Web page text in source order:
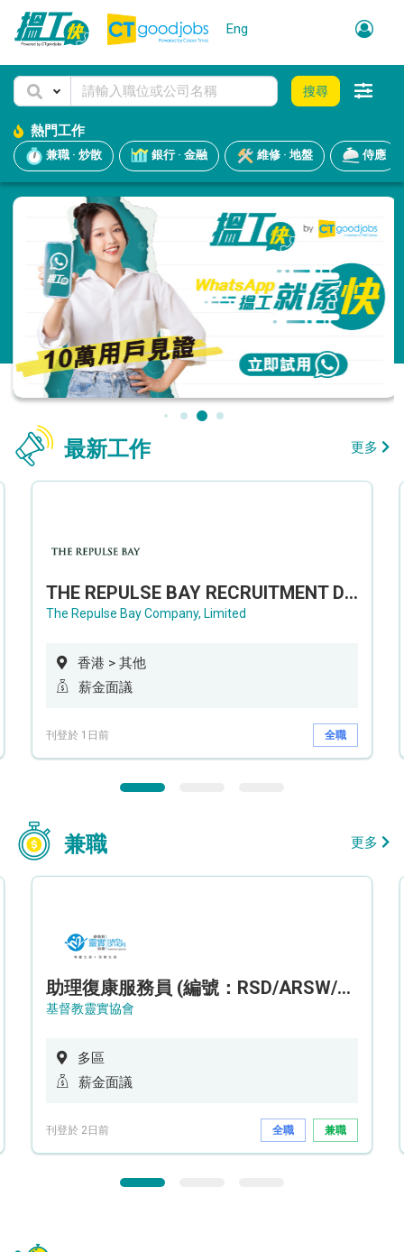
Eng
搜尋
熱門工作
兼職 · 炒散 銀行 · 金融 維修 · 地盤 侍應
最新工作 更多
THE REPULSE BAY RECRUITMENT DAY 淺水灣影灣園人才招聘會
The Repulse Bay Company, Limited
香港 > 其他
薪金面議
刊登於 1日前 全職
兼職 更多
助理復康服務員 (編號：RSD/ARSW/CTE)
基督教靈實協會
多區
薪金面議
刊登於 2日前 全職 兼職